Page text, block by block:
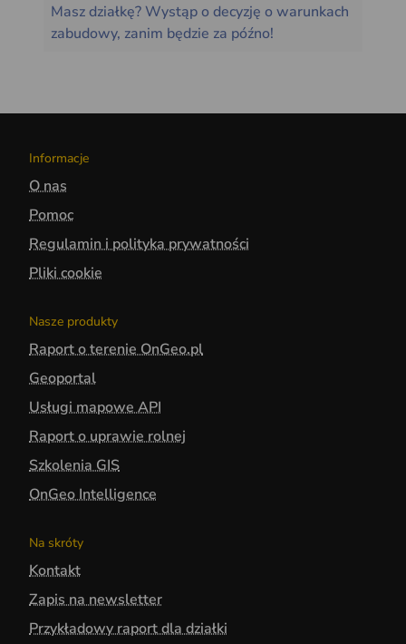
Masz działkę? Wystąp o decyzję o warunkach
zabudowy, zanim będzie za późno!
Informacje
O nas
Pomoc
Regulamin i polityka prywatności
Pliki cookie
Nasze produkty
Raport o terenie OnGeo.pl
Geoportal
Usługi mapowe API
Raport o uprawie rolnej
Szkolenia GIS
OnGeo Intelligence
Na skróty
Kontakt
Zapis na newsletter
Przykładowy raport dla działki